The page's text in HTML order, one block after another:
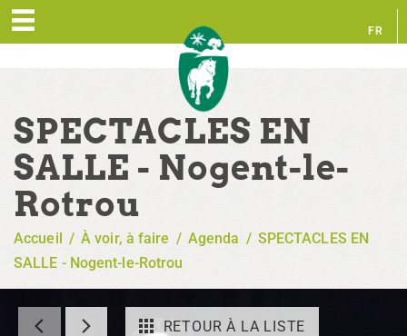
FR
SPECTACLES EN
SALLE - Nogent-le-
Rotrou
Accueil / À voir, à faire / Agenda / SPECTACLES EN
SALLE - Nogent-le-Rotrou
RETOUR À LA LISTE